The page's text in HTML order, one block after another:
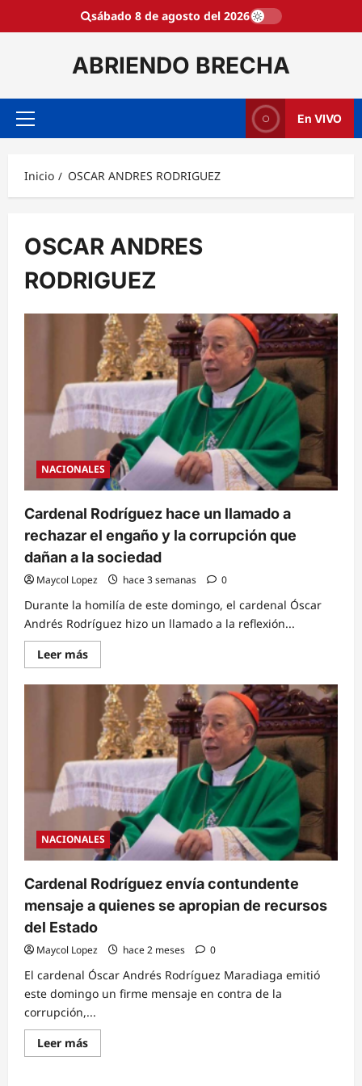
sábado 8 de agosto del 2026
ABRIENDO BRECHA
Menú
En VIVO
Inicio OSCAR ANDRES RODRIGUEZ
OSCAR ANDRES
RODRIGUEZ
NACIONALES
Cardenal Rodríguez hace un llamado a
rechazar el engaño y la corrupción que
dañan a la sociedad
Maycol Lopez hace 3 semanas 0
Durante la homilía de este domingo, el cardenal Óscar
Andrés Rodríguez hizo un llamado a la reflexión...
Leer másRead
more
Cardenal
Rodríguez
hace
un
llamado
rechazar
el
engaño
y
la
corrupción
que
dañan
a
la
NACIONALES
Cardenal Rodríguez envía contundente
mensaje a quienes se apropian de recursos
del Estado
Maycol Lopez hace 2 meses 0
El cardenal Óscar Andrés Rodríguez Maradiaga emitió
este domingo un firme mensaje en contra de la
corrupción,...
Leer másRead
more